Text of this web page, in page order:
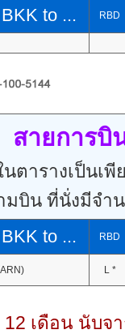
to ...
RBD
สายการบิ
ตารางเป็นเ
มบิน ที่นั่งมีจำ
to ...
RBD
L *
12 เดือน นับ